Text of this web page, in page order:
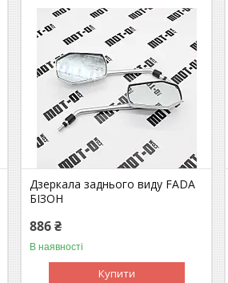
Дзеркала заднього виду FADA
БІЗОН
886 ₴
В наявності
Купити